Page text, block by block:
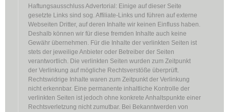
Haftungsausschluss Advertorial: Einige auf dieser Seite
gesetzte Links sind sog. Affiliate-Links und führen auf externe
Webseiten Dritter, auf deren Inhalte wir keinen Einfluss haben.
Deshalb können wir für diese fremden Inhalte auch keine
Gewähr übernehmen. Für die Inhalte der verlinkten Seiten ist
stets der jeweilige Anbieter oder Betreiber der Seiten
verantwortlich. Die verlinkten Seiten wurden zum Zeitpunkt
der Verlinkung auf mögliche Rechtsverstöße überprüft.
Rechtswidrige Inhalte waren zum Zeitpunkt der Verlinkung
nicht erkennbar. Eine permanente inhaltliche Kontrolle der
verlinkten Seiten ist jedoch ohne konkrete Anhaltspunkte einer
Rechtsverletzung nicht zumutbar. Bei Bekanntwerden von